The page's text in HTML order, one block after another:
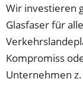
Wir investieren
Glasfaser für
Kompromiss
Unternehmen